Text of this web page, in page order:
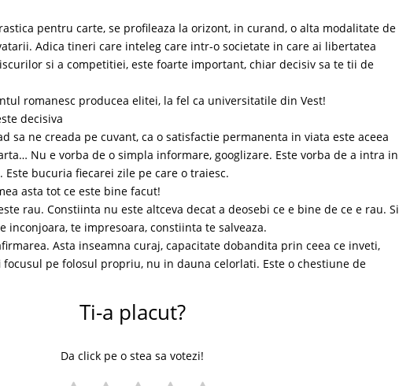
pentru carte, se profileaza la orizont, in curand, o alta modalitate de
Adica tineri care inteleg care intr-o societate in care ai libertatea
si a competitiei, este foarte important, chiar decisiv sa te tii de
romanesc producea elitei, la fel ca universitatile din Vest!
decisiva
sa ne creada pe cuvant, ca o satisfactie permanenta in viata este aceea
Nu e vorba de o simpla informare, googlizare. Este vorba de a intra in
bucuria fiecarei zile pe care o traiesc.
asta tot ce este bine facut!
rau. Constiinta nu este altceva decat a deosebi ce e bine de ce e rau. Si
inconjoara, te impresoara, constiinta te salveaza.
Asta inseamna curaj, capacitate dobandita prin ceea ce inveti,
pe folosul propriu, nu in dauna celorlati. Este o chestiune de
Ti-a placut?
Da click pe o stea sa votezi!